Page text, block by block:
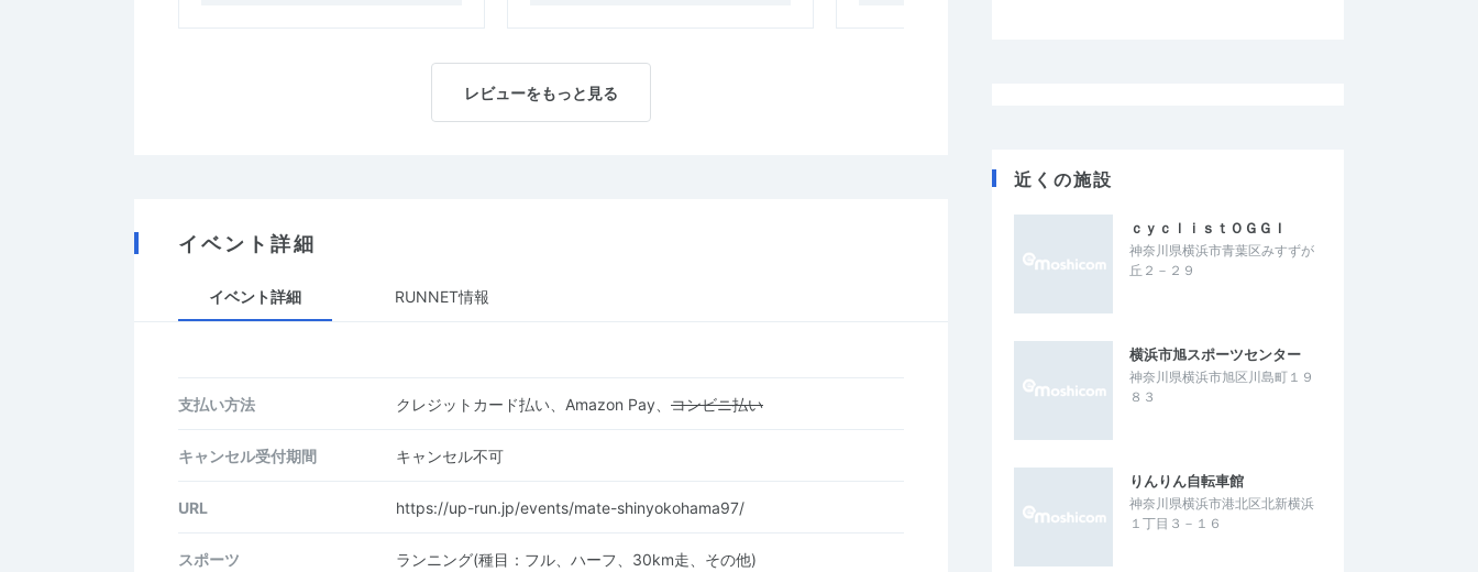
レビューをもっと見る
イベント詳細
イベント詳細 RUNNET情報
支払い方法 クレジットカード払い、Amazon Pay、 コンビニ払い
キャンセル受付期間 キャンセル不可
URL https://up-run.jp/events/mate-shinyokohama97/
スポーツ ランニング(種目：フル、ハーフ、30km走、その他)
近くの施設
ｃｙｃｌｉｓｔＯＧＧＩ
神奈川県横浜市青葉区みすずが
丘２－２９
横浜市旭スポーツセンター
神奈川県横浜市旭区川島町１９
８３
りんりん自転車館
神奈川県横浜市港北区北新横浜
１丁目３－１６